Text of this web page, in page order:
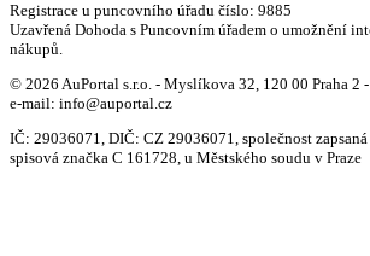
Registrace u puncovního úřadu číslo: 9885
Uzavřená Dohoda s Puncovním úřadem o umožnění
nákupů.
© 2026 AuPortal s.r.o. - Myslíkova 32, 120 00 Praha 2
e-mail: info@auportal.cz
IČ: 29036071, DIČ: CZ 29036071, společnost
spisová značka C 161728, u Městského soudu v Praze